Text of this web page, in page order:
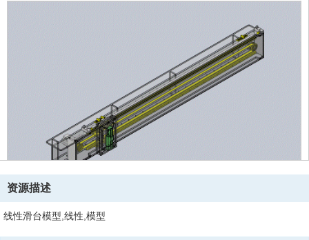
0227_213_Block.SLDPRT
0227_214_Dog.SLDPRT
0227_301_M8x30.SLDPRT
0227_302_M8x25.SLDPRT
0227_303_M8x20.SLDPRT
0227_304_M5x20.SLDPRT
0227_305_SCB5-15.sldprt
0227_306_M5x10.SLDPRT
资源描述
线性滑台模型,线性,模型